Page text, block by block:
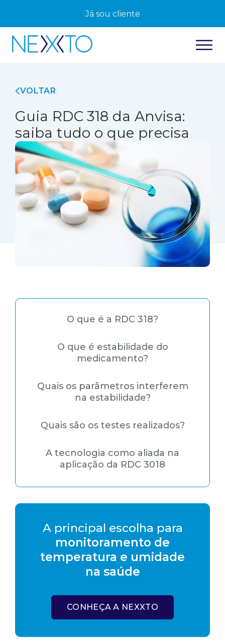
Já sou cliente
VOLTAR
Guia RDC 318 da Anvisa:
saiba tudo o que precisa
O que é a RDC 318?
O que é estabilidade do
medicamento?
Quais os parâmetros interferem
na estabilidade?
Quais são os testes realizados?
A tecnologia como aliada na
aplicação da RDC 3018
A principal escolha para
monitoramento de
temperatura e umidade
na saúde
CONHEÇA A NEXXTO